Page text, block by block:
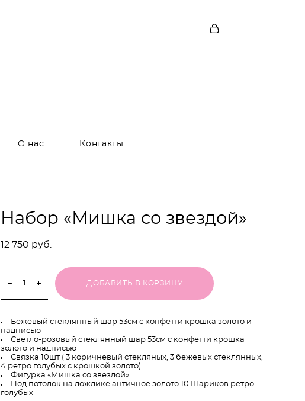
О нас Контакты
Набор «Мишка со звездой»
12 750 pуб.
ДОБАВИТЬ В КОРЗИНУ
Бежевый стеклянный шар 53см с конфетти крошка золото и
надписью
Светло-розовый стеклянный шар 53см с конфетти крошка
золото и надписью
Связка 10шт ( 3 коричневый стекляных, 3 бежевых стеклянных,
4 ретро голубых с крошкой золото)
Фигурка «Мишка со звездой»
Под потолок на дождике античное золото 10 Шариков ретро
голубых